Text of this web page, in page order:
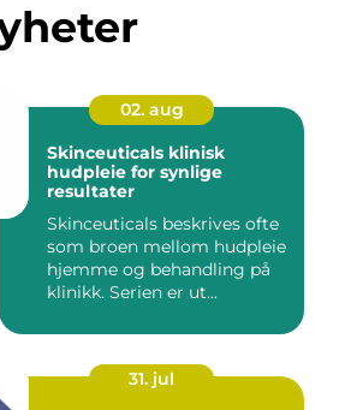
02. aug
Skinceuticals klinisk
hudpleie for synlige
resultater
Skinceuticals beskrives ofte
som broen mellom hudpleie
hjemme og behandling på
klinikk. Serien er ut...
31. jul